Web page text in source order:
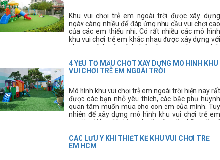
Khu vui chơi trẻ em ngoài trời được xây dựng
ngày càng nhiều để đáp ứng nhu cầu vui chơi cao
của các em thiếu nhi. Có rất nhiều các mô hình
khu vui chơi trẻ em khác nhau được xây dựng với
phong cách và cách bố trí mang phong cách
trẻ em ưng ý các bạn cần phải có kinh nghiệm thi
công sân chơi trẻ em.
4 YẾU TỐ MẤU CHỐT XÂY DỰNG MÔ HÌNH KHU
VUI CHƠI TRẺ EM NGOÀI TRỜI
Mô hình khu vui chơi trẻ em ngoài trời hiện nay rất
được các bạn nhỏ yêu thích, các bậc phụ huynh
quan tâm muốn mua cho con em của mình. Tuy
nhiên để xây dựng mô hình khu vui chơi trẻ em
ngoài trời hợp lý, đúng chuẩn cần rất nhiều yếu tố
CÁC LƯU Ý KHI THIẾT KẾ KHU VUI CHƠI TRẺ
EM HCM